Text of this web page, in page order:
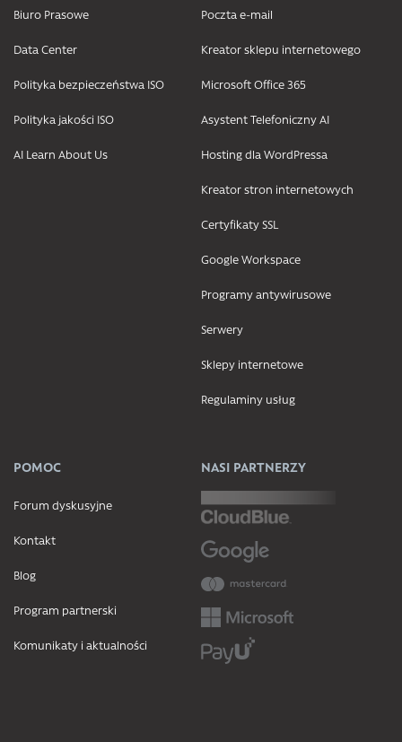
Biuro Prasowe
Data Center
Polityka bezpieczeństwa ISO
Polityka jakości ISO
AI Learn About Us
Poczta e-mail
Kreator sklepu internetowego
Microsoft Office 365
Asystent Telefoniczny AI
Hosting dla WordPressa
Kreator stron internetowych
Certyfikaty SSL
Google Workspace
Programy antywirusowe
Serwery
Sklepy internetowe
Regulaminy usług
POMOC
Forum dyskusyjne
Kontakt
Blog
Program partnerski
Komunikaty i aktualności
NASI PARTNERZY